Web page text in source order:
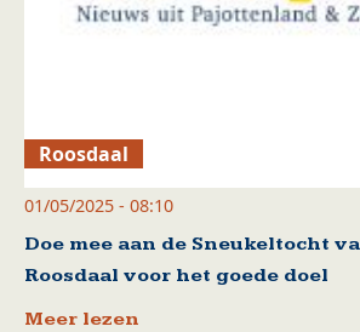
Roosdaal
01/05/2025 - 08:10
Doe mee aan de Sneukeltocht
Roosdaal voor het goede doel
Meer lezen